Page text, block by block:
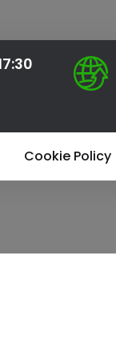
Cookie Policy